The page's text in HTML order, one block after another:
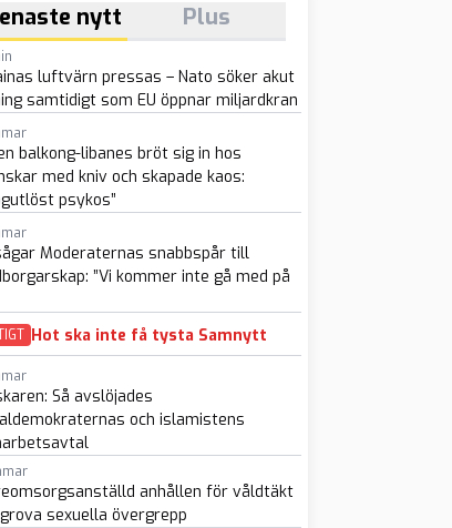
nytt Plus
luftvärn pressas – Nato söker akut
samtidigt som EU öppnar miljardkran
balkong-libanes bröt sig in hos
med kniv och skapade kaos:
psykos”
Moderaternas snabbspår till
”Vi kommer inte gå med på
Hot ska inte få tysta Samnytt
Så avslöjades
och islamistens
anhållen för våldtäkt
sexuella övergrepp